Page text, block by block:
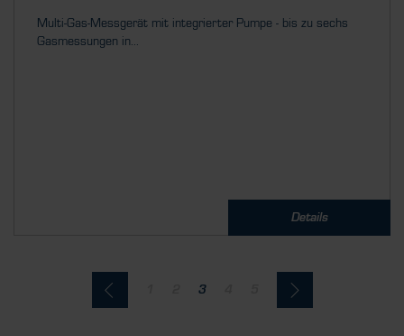
Multi-Gas-Messgerät mit integrierter Pumpe - bis zu sechs
Gasmessungen in...
Details
3